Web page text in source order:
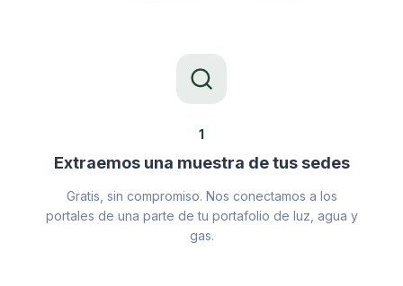
1
Extraemos una muestra de tus sedes
Gratis, sin compromiso. Nos conectamos a los
portales de una parte de tu portafolio de luz, agua y
gas.